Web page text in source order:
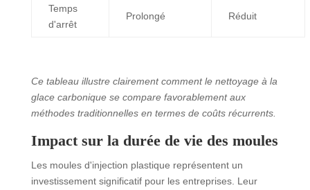
Temps
d'arrêt
Prolongé Réduit
Ce tableau illustre clairement comment le nettoyage à la
glace carbonique se compare favorablement aux
méthodes traditionnelles en termes de coûts récurrents.
Impact sur la durée de vie des moules
Les moules d'injection plastique représentent un
investissement significatif pour les entreprises. Leur